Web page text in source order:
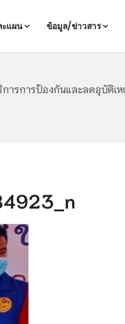
แผน ข้อมูล/ข่าวสาร
รการป้องกันและลดอุบัติเ